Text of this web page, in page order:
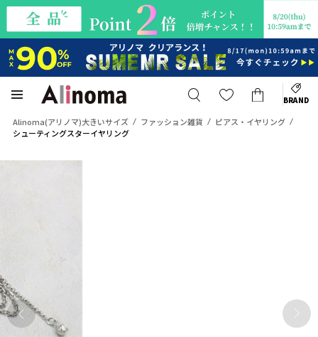
BRAND
Alinoma(アリノマ)大きいサイズ ファッション雑貨
ピアス・イヤリング
シューティングスターイヤリング